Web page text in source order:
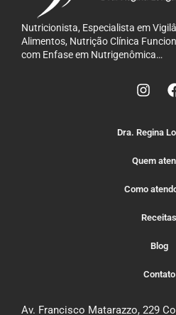
Nutricionista, Especialista em
Alimentos, Nutrição Clínica
com Enfase em Nutrigenômica…
Dra. Regina
Quem
Como
Receitas
Blog
Contato
Av. Francisco Matarazzo, 229